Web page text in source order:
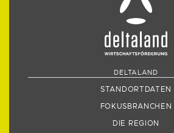
DELTALAND
STANDORTDATEN
FOKUSBRANCHEN
DIE REGION